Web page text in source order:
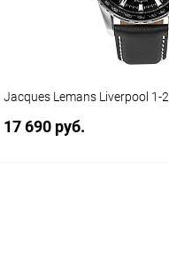
Jacques Lemans Liverpool 1-
17 690 руб.